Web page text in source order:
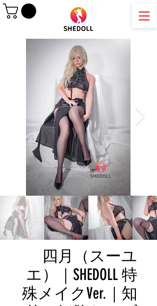
四月（スーユ
エ）｜SHEDOLL 特
殊メイクVer.｜知